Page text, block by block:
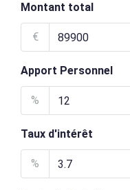
Montant total
€
Apport Personnel
%
Taux d'intérêt
%